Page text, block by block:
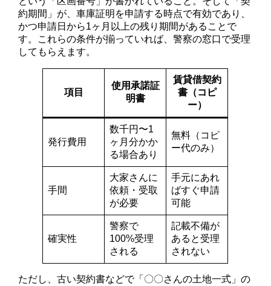
約期間」が、車庫証明を申請する時点で有効であり、
かつ申請日から1ヶ月以上の残り期間があることで
す。これらの条件が揃っていれば、警察の窓口で受理
してもらえます。
項目
使用承諾証
明書
賃貸借契約
書（コピ
ー）
発行費用
数千円〜1
ヶ月分かか
る場合あり
無料（コピ
ー代のみ）
手間
大家さんに
依頼・受取
が必要
手元にあれ
ばすぐ申請
可能
確実性
警察で
100%受理
される
記載不備が
あると受理
されない
ただし、古い契約書などで「〇〇さんの土地一式」の